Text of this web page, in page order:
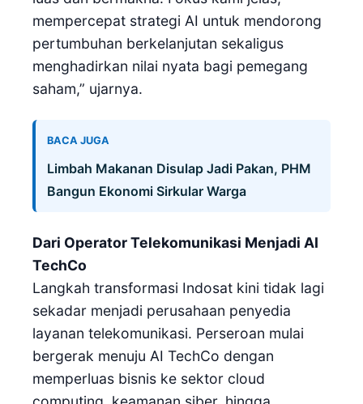
mempercepat strategi AI untuk mendorong
pertumbuhan berkelanjutan sekaligus
menghadirkan nilai nyata bagi pemegang
saham,” ujarnya.
BACA JUGA
Limbah Makanan Disulap Jadi Pakan, PHM
Bangun Ekonomi Sirkular Warga
Dari Operator Telekomunikasi Menjadi AI
TechCo
Langkah transformasi Indosat kini tidak lagi
sekadar menjadi perusahaan penyedia
layanan telekomunikasi. Perseroan mulai
bergerak menuju AI TechCo dengan
memperluas bisnis ke sektor cloud